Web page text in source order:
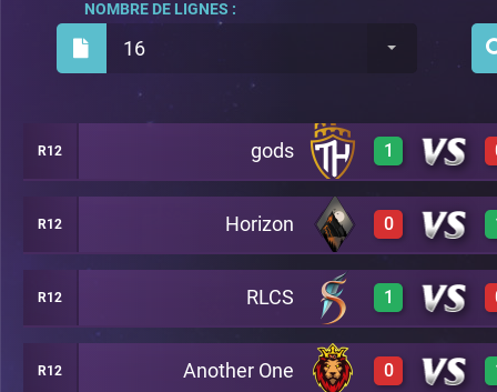
16
NOMBRE DE LIGNES :
R12 gods 1
2 C46
R12 Horizon 0
0 C46
R12 RLCS 1
3 C46
R12 Another One 0